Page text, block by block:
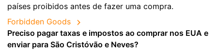
países proibidos antes de fazer uma compra.
Forbidden Goods
Preciso pagar taxas e impostos ao comprar nos EUA e
enviar para São Cristóvão e Neves?